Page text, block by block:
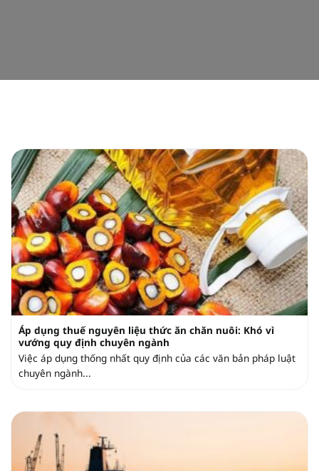
Áp dụng thuế nguyên liệu thức ăn chăn nuôi: Khó vì
vướng quy định chuyên ngành
Việc áp dụng thống nhất quy định của các văn bản pháp luật
chuyên ngành...